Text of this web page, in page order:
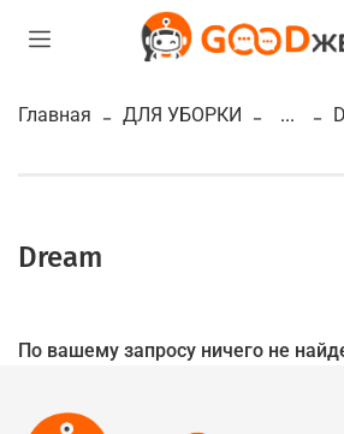
Главная ДЛЯ УБОРКИ ...
Dream
По вашему запросу ничего не